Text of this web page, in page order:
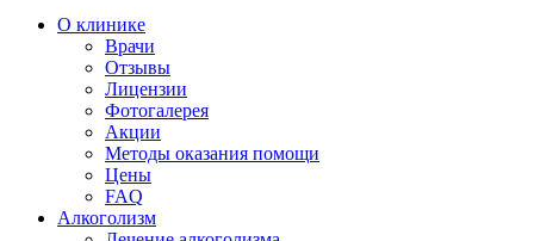
О клинике
Врачи
Отзывы
Лицензии
Фотогалерея
Акции
Методы оказания помощи
Цены
FAQ
Алкоголизм